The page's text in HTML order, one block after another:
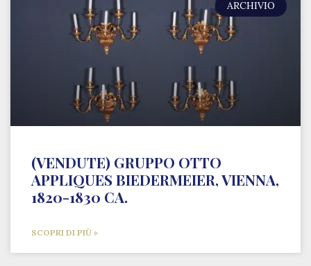
ARCHIVIO
(VENDUTE) GRUPPO OTTO
APPLIQUES BIEDERMEIER, VIENNA,
1820-1830 CA.
SCOPRI DI PIÙ »